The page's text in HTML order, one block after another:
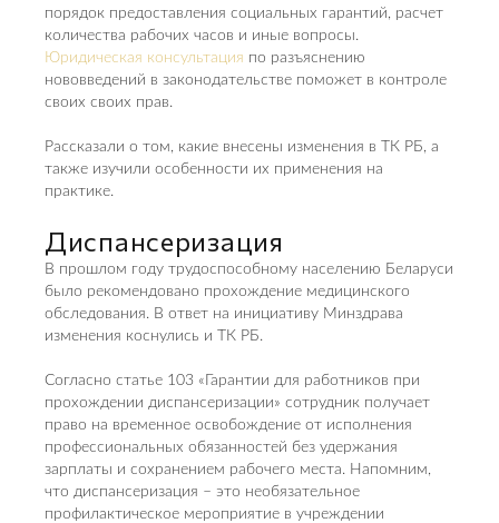
порядок предоставления социальных гарантий, расчет
количества рабочих часов и иные вопросы.
Юридическая консультация по разъяснению
нововведений в законодательстве поможет в контроле
своих своих прав.
Рассказали о том, какие внесены изменения в ТК РБ, а
также изучили особенности их применения на
практике.
Диспансеризация
В прошлом году трудоспособному населению Беларуси
было рекомендовано прохождение медицинского
обследования. В ответ на инициативу Минздрава
изменения коснулись и ТК РБ.
Согласно статье 103 «Гарантии для работников при
прохождении диспансеризации» сотрудник получает
право на временное освобождение от исполнения
профессиональных обязанностей без удержания
зарплаты и сохранением рабочего места. Напомним,
что диспансеризация – это необязательное
профилактическое мероприятие в учреждении